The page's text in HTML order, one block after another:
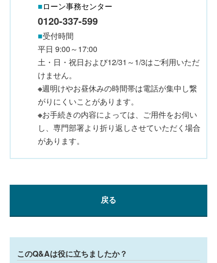
■ローン事務センター
0120-337-599
■受付時間
平日 9:00～17:00
土・日・祝日および12/31～1/3はご利用いただ
けません。
※週明けやお昼休みの時間帯は電話が集中し繋
がりにくいことがあります。
※お手続きの内容によっては、ご用件をお伺い
し、専門部署より折り返しさせていただく場合
があります。
戻る
このQ&Aは役に立ちましたか？